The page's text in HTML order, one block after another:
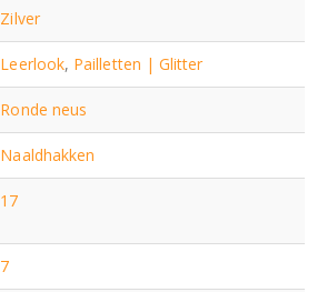
Zilver
Leerlook, Pailletten | Glitter
Ronde neus
Naaldhakken
17
7